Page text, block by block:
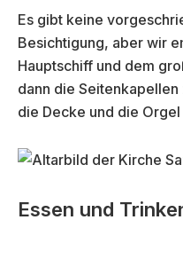
Es gibt keine
Besichtigung, aber wir
Hauptschiff und dem
dann die
die Decke und die
Essen und